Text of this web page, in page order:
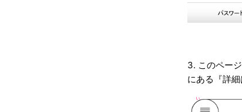
3. このペー
にある『詳細